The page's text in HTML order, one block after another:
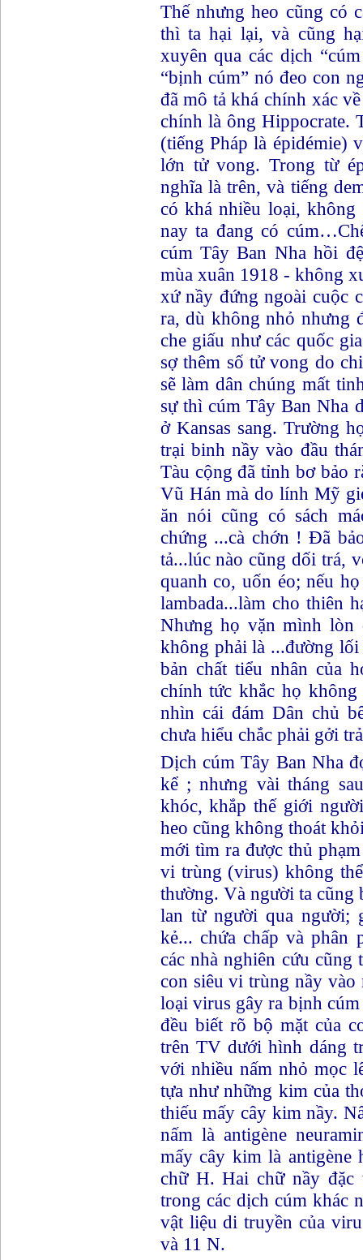
Thế nhưng heo cũng có
thì ta hại lại, và cũng
xuyên qua các dịch
“bịnh cúm” nó đeo con
đã mô tả khá chính xác
chính là ông
(tiếng Pháp là épidémie)
lớn tử vong. Trong từ
nghĩa là trên, và tiếng
có khá nhiều loại,
nay ta đang có
cúm Tây Ban Nha hồi
mùa xuân 1918 - không
xứ nầy đứng ngoài cuộc
ra, dù không nhỏ nhưng
che giấu như các quốc
sợ thêm số tử vong do
sẽ làm dân chúng mất
sự thì cúm Tây Ban Nha
ở Kansas sang. Trường
trại binh nầy vào đầu
Tàu cộng đã tỉnh bơ bảo
Vũ Hán mà do lính Mỹ
ăn nói cũng có sách
chứng ...cà chớn ! Đã
tả...lúc nào cũng dối trá,
quanh co, uốn éo; nếu
lambada...làm cho thiên
Nhưng họ vặn mình
không phải là ...đường
bản chất tiểu nhân của
chính tức khắc họ
nhìn cái đám Dân chủ
chưa hiểu chắc phải gởi
Dịch cúm Tây Ban Nha
kể ; nhưng vài tháng
khóc, khắp thế giới
heo cũng không thoát
mới tìm ra được thủ
vi trùng (virus) không
thường. Và người ta cũng
lan từ người qua người;
kẻ... chứa chấp và phân
các nhà nghiên cứu cũng
con siêu vi trùng nầy
loại virus gây ra bịnh
đều biết rõ bộ mặt của
trên TV dưới hình dáng
với nhiều nấm nhỏ mọc
tựa như những kim của
thiếu mấy cây kim nầy.
nấm là antigène
mấy cây kim là antigène
chữ H. Hai chữ nầy
trong các dịch cúm khác
vật liệu di truyền của
và 11 N.